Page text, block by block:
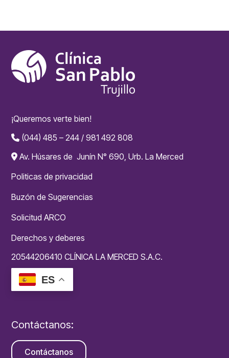
¡Queremos verte bien!
(044) 485 – 244 / 981 492 808
Av. Húsares de Junín N° 690, Urb. La Merced
Politicas de privacidad
Buzón de Sugerencias
Solicitud ARCO
Derechos y deberes
20544206410 CLÍNICA LA MERCED S.A.C.
ES
Contáctanos:
Contáctanos